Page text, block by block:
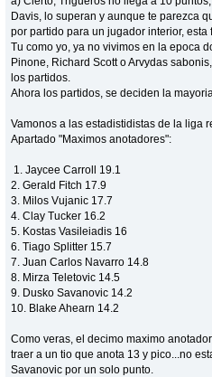
Davis, lo superan y aunque te parezca
por partido para un jugador interior, esta
Tu como yo, ya no vivimos en la epoca
Pinone, Richard Scott o Arvydas
los partidos.
Ahora los partidos, se deciden la
Vamonos a las estadistidistas de la liga
Apartado "Maximos anotadores":
1. Jaycee Carroll 19.1
2. Gerald Fitch 17.9
3. Milos Vujanic 17.7
4. Clay Tucker 16.2
5. Kostas Vasileiadis 16
6. Tiago Splitter 15.7
7. Juan Carlos Navarro 14.8
8. Mirza Teletovic 14.5
9. Dusko Savanovic 14.2
10. Blake Ahearn 14.2
Como veras, el decimo maximo
traer a un tio que anota 13 y pico...no
Savanovic por un solo punto.